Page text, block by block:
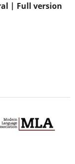
| Full version